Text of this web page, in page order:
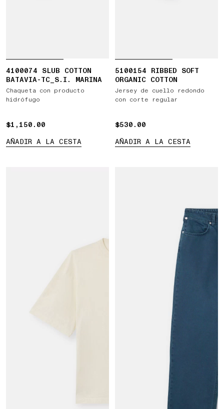
4100074 SLUB COTTON
BATAVIA-TC_S.I. MARINA
Chaqueta con producto
hidrófugo
$1,150.00
$1,150.00
AÑADIR A LA CESTA
5100154 RIBBED SOFT
ORGANIC COTTON
Jersey de cuello redondo
con corte regular
$530.00
$530.00
AÑADIR A LA CESTA